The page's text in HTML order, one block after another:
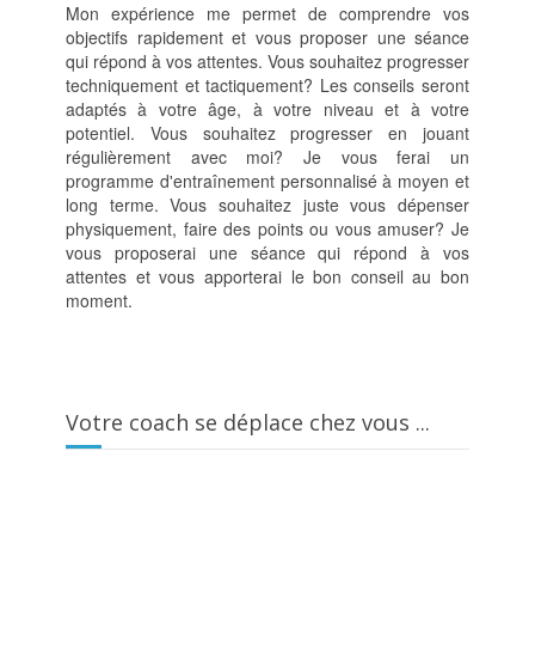
Mon expérience me permet de comprendre vos
objectifs rapidement et vous proposer une séance
qui répond à vos attentes. Vous souhaitez progresser
techniquement et tactiquement? Les conseils seront
adaptés à votre âge, à votre niveau et à votre
potentiel. Vous souhaitez progresser en jouant
régulièrement avec moi? Je vous ferai un
programme d'entraînement personnalisé à moyen et
long terme. Vous souhaitez juste vous dépenser
physiquement, faire des points ou vous amuser? Je
vous proposerai une séance qui répond à vos
attentes et vous apporterai le bon conseil au bon
moment.
Votre coach se déplace chez vous ...